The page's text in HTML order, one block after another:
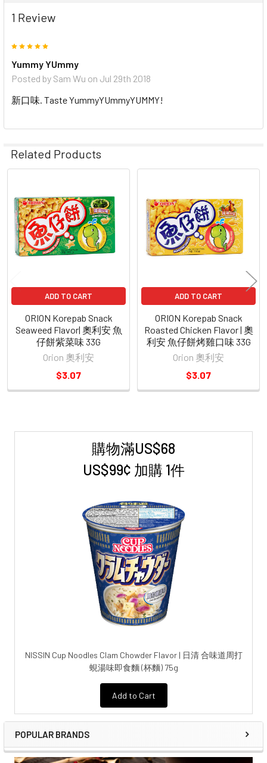
購物滿US$68
US$99¢ 加購 1件
NISSIN Cup Noodles Clam Chowder Flavor | 日清 合味道周打
蜆湯味即食麵 (杯麵) 75g
Add to Cart
POPULAR BRANDS
1 Review
Yummy YUmmy
Posted by Sam Wu on Jul 29th 2018
新口味. Taste YummyYUmmyYUMMY!
Related Products
Related
Products
ADD TO CART
ORION Korepab Snack
Seaweed Flavor| 奧利安 魚
仔餅紫菜味 33G
Orion 奧利安
$3.07
ADD TO CART
ORION Korepab Snack
Roasted Chicken Flavor | 奧
利安 魚仔餅烤雞口味 33G
Orion 奧利安
$3.07